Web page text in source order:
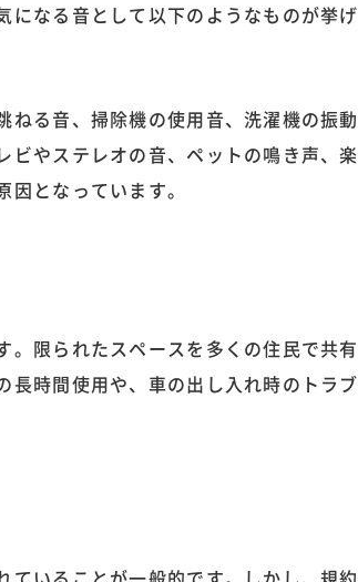
になる音として以下のようなものが挙げ
る音、掃除機の使用音、洗濯機の振動
ビやステレオの音、ペットの鳴き声、楽
となっています。
限られたスペースを多くの住民で共有
長時間使用や、車の出し入れ時のトラブ